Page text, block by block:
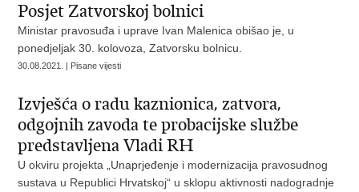
Posjet Zatvorskoj bolnici
Ministar pravosuđa i uprave Ivan Malenica obišao je, u
ponedjeljak 30. kolovoza, Zatvorsku bolnicu.
30.08.2021. | Pisane vijesti
Izvješća o radu kaznionica, zatvora,
odgojnih zavoda te probacijske službe
predstavljena Vladi RH
U okviru projekta „Unaprjeđenje i modernizacija pravosudnog
sustava u Republici Hrvatskoj“ u sklopu aktivnosti nadogradnje